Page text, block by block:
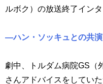
ルボク）の放送終了イン
―ハン・ソッキュとの共
劇中、トルダム病院GS（
さんアドバイスをしてい